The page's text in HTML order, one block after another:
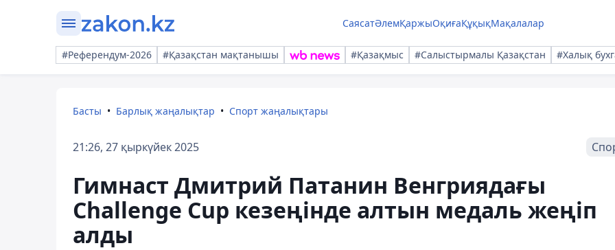
СаясатӘлемҚаржыОқиғаҚұқықМақалалар
#Референдум-2026 #Қазақстан мақтанышы #Қазақмыс #Салыстырмалы Қазақстан #Халық
Басты Барлық жаңалықтар Спорт жаңалықтары
21:26, 27 қыркүйек 2025
Гимнаст Дмитрий Патанин Венгриядағы
Challenge Cup кезеңінде алтын медаль жеңіп
алды